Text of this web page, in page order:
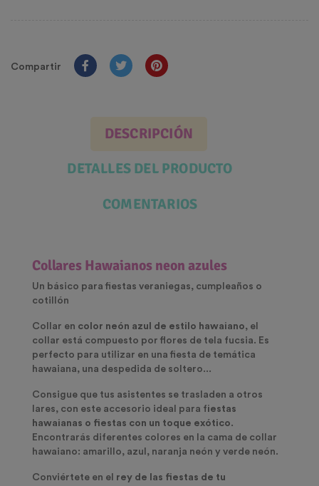
Compartir
DESCRIPCIÓN
DETALLES DEL PRODUCTO
COMENTARIOS
Collares Hawaianos neon azules
Un básico para fiestas veraniegas, cumpleaños o
cotillón
Collar en color neón azul de estilo hawaiano, el
collar está compuesto por flores de tela fucsia. Es
perfecto para utilizar en una fiesta de temática
hawaiana, una despedida de soltero...
Consigue que tus asistentes se trasladen a otros
lares, con este accesorio ideal para fiestas
hawaianas o fiestas con un toque exótico.
Encontrarás diferentes colores en la cama de collar
hawaiano: amarillo, azul, naranja neón y verde neón.
Conviértete en el rey de las fiestas de tu